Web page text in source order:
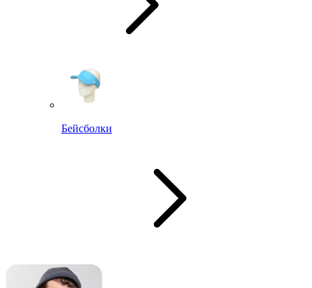
Бейсболки